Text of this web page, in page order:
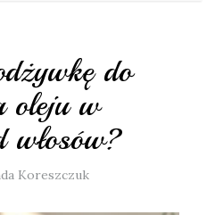
do
oleju w
włosów?
Koreszczuk